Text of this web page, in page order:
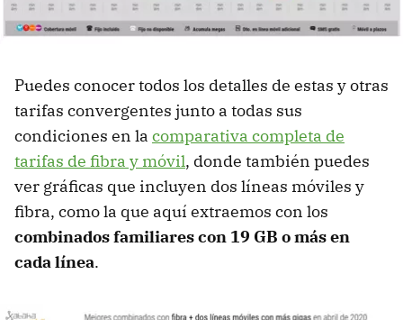
Puedes conocer todos los detalles de estas y otras
tarifas convergentes junto a todas sus
condiciones en la comparativa completa de
tarifas de fibra y móvil, donde también puedes
ver gráficas que incluyen dos líneas móviles y
fibra, como la que aquí extraemos con los
combinados familiares con 19 GB o más en
cada línea.